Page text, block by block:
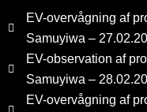
EV-overvågning af
Samuyiwa –
EV-observation af
Samuyiwa –
EV-overvågning af